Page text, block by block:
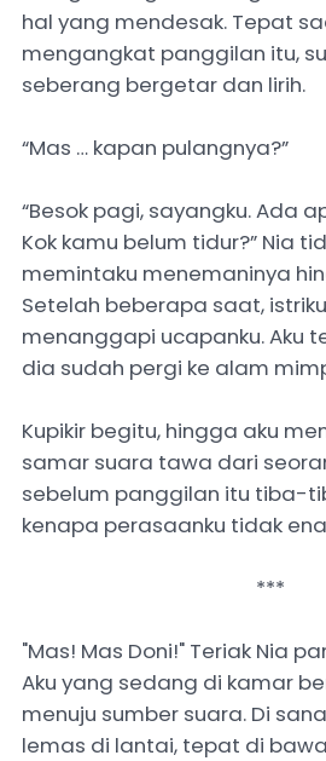
hal yang mendesak. Tepat
mengangkat panggilan itu,
seberang bergetar dan lirih.
“Mas … kapan pulangnya?”
“Besok pagi, sayangku. Ada
Kok kamu belum tidur?” Nia
memintaku menemaninya
Setelah beberapa saat,
menanggapi ucapanku. Aku
dia sudah pergi ke alam
Kupikir begitu, hingga aku
samar suara tawa dari
sebelum panggilan itu tiba-
kenapa perasaanku tidak
***
‎"Mas! Mas Doni!" Teriak Nia
Aku yang sedang di kamar
menuju sumber suara. Di
lemas‎ di lantai, tepat di